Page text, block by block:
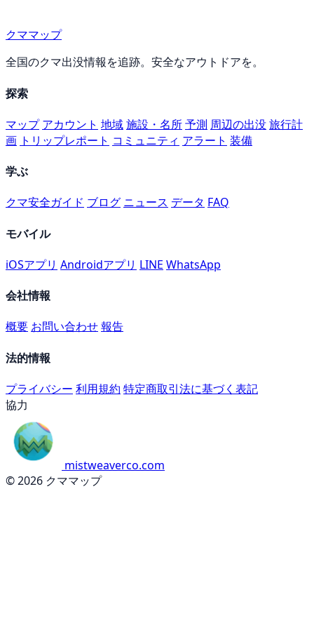
クママップ
全国のクマ出没情報を追跡。安全なアウトドアを。
探索
マップ アカウント 地域施設・名所予測 周辺の出没旅行計
画 トリップレポート コミュニティ アラート 装備
学ぶ
クマ安全ガイド ブログ ニュース データ FAQ
モバイル
iOSアプリ Androidアプリ LINE WhatsApp
会社情報
概要 お問い合わせ報告
法的情報
プライバシー 利用規約 特定商取引法に基づく表記
協力
mistweaverco.com
© 2026 クママップ